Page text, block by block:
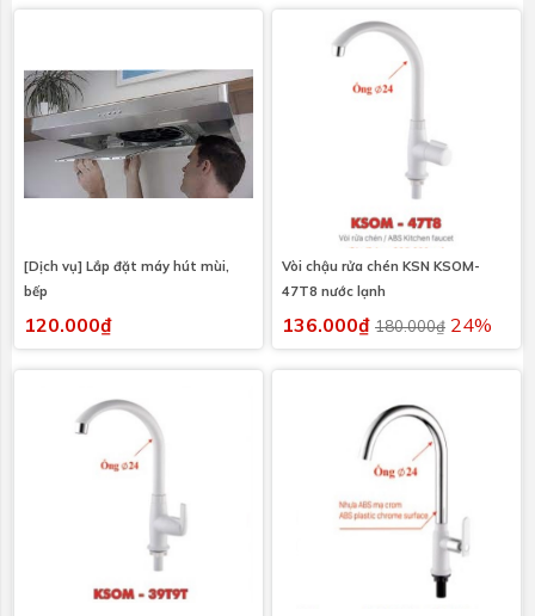
[Dịch vụ] Lắp đặt máy hút mùi,
bếp
120.000₫
Vòi chậu rửa chén KSN KSOM-
47T8 nước lạnh
136.000₫ 180.000₫ 24%